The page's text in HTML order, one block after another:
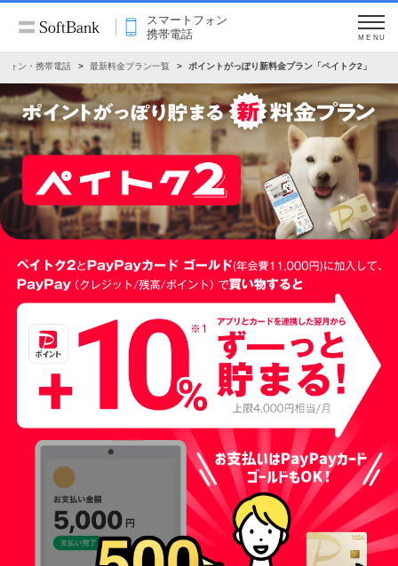
スマートフォン
携帯電話
MENU
ォン・携帯電話 最新料金プラン一覧 ポイントがっぽり新料金プラン「ペイトク2」